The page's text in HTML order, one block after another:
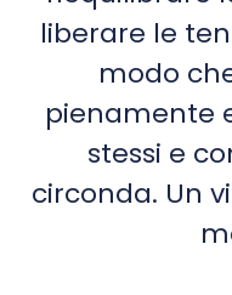
liberare le
modo
pienamente
stessi e
circonda. Un